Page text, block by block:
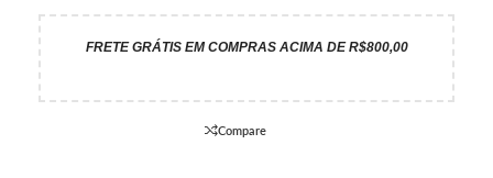
FRETE GRÁTIS EM COMPRAS ACIMA DE R$800,00
Compare